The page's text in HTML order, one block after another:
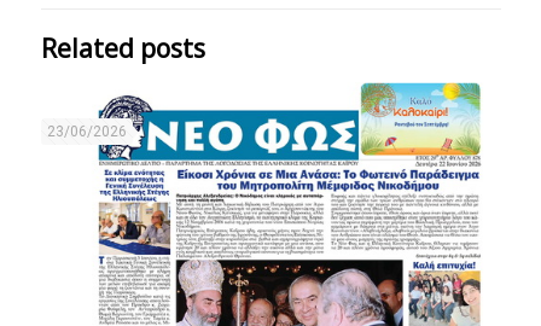
Related posts
23/06/2026